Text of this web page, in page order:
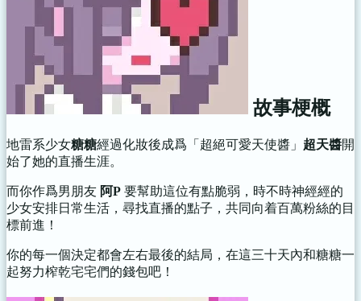
故事梗概
地雷系少女糖糖經過化妝後成爲「超絕可愛天使醬」 超天醬開
始了她的直播生涯。
而你作爲男朋友 阿P 要幫助這位有點脆弱，時不時神經經的
少女安排日常生活，尋找直播的點子，共同向着百萬粉絲的目
標前進！
你的每一個決定都會左右最後的結局，在這三十天內和糖糖一
起努力榨乾宅宅們的錢包吧！